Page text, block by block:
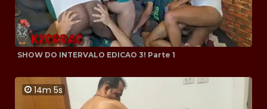
SHOW DO INTERVALO EDICAO 3! Parte 1
14m 5s